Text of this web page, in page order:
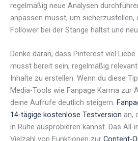
regelmäßig neue Analysen
anpassen musst, um sicherzustellen,
Follower bei der Stange hältst und
Denke daran, dass Pinterest viel
musst bereit sein, regelmäßig
Inhalte zu erstellen. Wenn du diese
Media-Tools wie Fanpage Karma zur
deine Aufrufe deutlich steigern.
14-tägige kostenlose Testversion an,
in Ruhe ausprobieren kannst. Das All-
Vielzahl von Funktionen zur Content-